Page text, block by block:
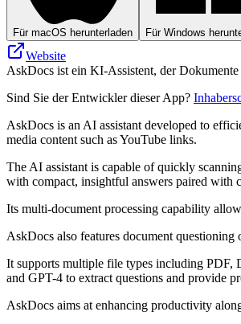
Für macOS herunterladen Für Windows
Website
AskDocs ist ein KI-Assistent, der Dokumente
Sind Sie der Entwickler dieser App?
AskDocs is an AI assistant developed to
media content such as YouTube links.
The AI assistant is capable of quickly
with compact, insightful answers paired with
Its multi-document processing capability
AskDocs also features document
It supports multiple file types including
and GPT-4 to extract questions and provide
AskDocs aims at enhancing productivity